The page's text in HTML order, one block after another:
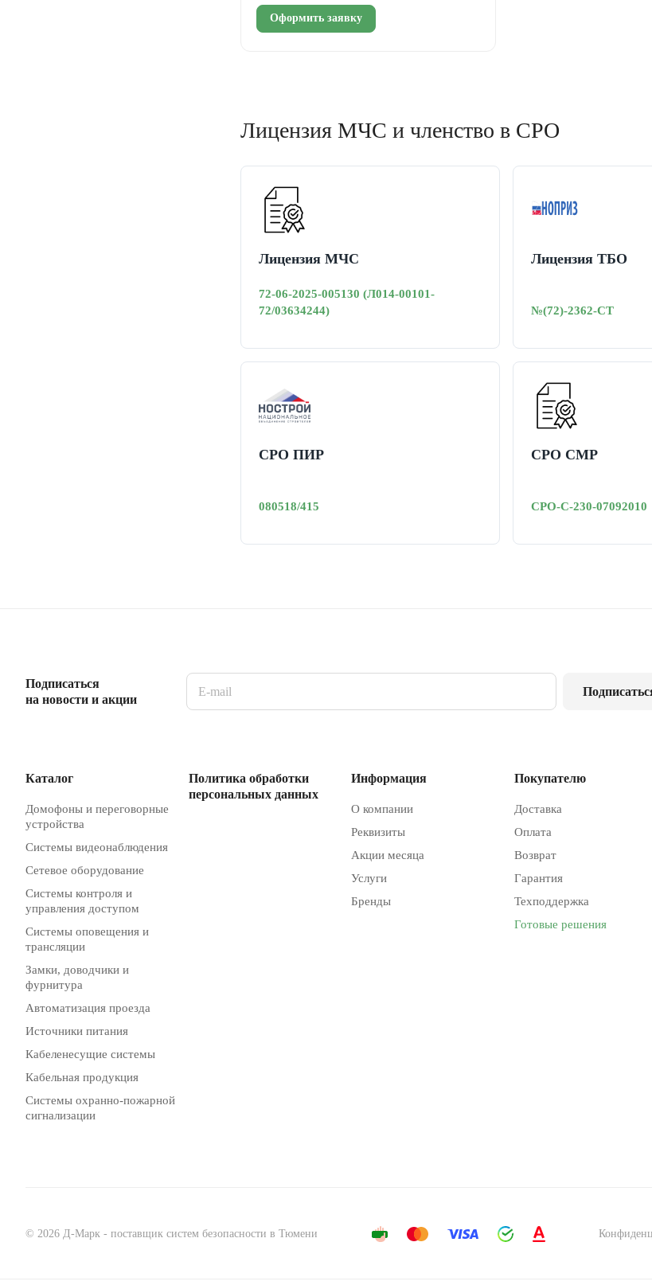
Оформить заявку
Лицензия МЧС и членство в СРО
Лицензия МЧС
72-06-2025-005130 (Л014-00101-
72/03634244)
Лицензия ТБО
№(72)-2362-СТ
СРО ПИР
080518/415
СРО СМР
СРО-С-230-07092010
Подписаться
на новости и акции
Каталог
Домофоны и переговорные
устройства
Системы видеонаблюдения
Сетевое оборудование
Системы контроля и
управления доступом
Системы оповещения и
трансляции
Замки, доводчики и
фурнитура
Автоматизация проезда
Источники питания
Кабеленесущие системы
Кабельная продукция
Системы охранно-пожарной
сигнализации
Политика обработки
персональных данных
Информация
О компании
Реквизиты
Акции месяца
Услуги
Бренды
Покупателю
Доставка
Оплата
Возврат
Гарантия
Техподдержка
Готовые решения
© 2026 Д-Марк - поставщик систем безопасности в Тюмени